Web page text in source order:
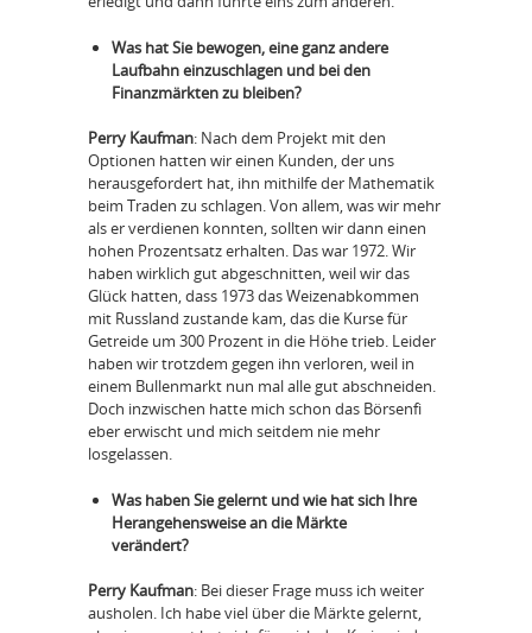
Was hat Sie bewogen, eine ganz andere
Laufbahn einzuschlagen und bei den
Finanzmärkten zu bleiben?
Perry Kaufman: Nach dem Projekt mit den
Optionen hatten wir einen Kunden, der uns
herausgefordert hat, ihn mithilfe der Mathematik
beim Traden zu schlagen. Von allem, was wir mehr
als er verdienen konnten, sollten wir dann einen
hohen Prozentsatz erhalten. Das war 1972. Wir
haben wirklich gut abgeschnitten, weil wir das
Glück hatten, dass 1973 das Weizenabkommen
mit Russland zustande kam, das die Kurse für
Getreide um 300 Prozent in die Höhe trieb. Leider
haben wir trotzdem gegen ihn verloren, weil in
einem Bullenmarkt nun mal alle gut abschneiden.
Doch inzwischen hatte mich schon das Börsenfi
eber erwischt und mich seitdem nie mehr
losgelassen.
Was haben Sie gelernt und wie hat sich Ihre
Herangehensweise an die Märkte
verändert?
Perry Kaufman: Bei dieser Frage muss ich weiter
ausholen. Ich habe viel über die Märkte gelernt,